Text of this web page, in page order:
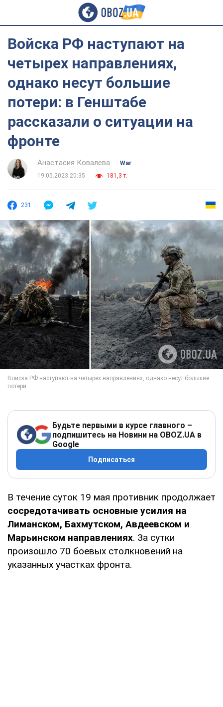
Войска РФ наступают на
четырех направлениях,
однако несут большие
потери: в Генштабе
рассказали о ситуации на
фронте
Анастасия Ковалева
War
19.05.2023 20:35
181,3 т.
231
Будьте первыми в курсе главного –
подпишитесь на Новини на OBOZ.UA в
Google
Подписаться
В течение суток 19 мая противник продолжает
сосредотачивать основные усилия на
Лиманском, Бахмутском, Авдеевском и
Марьинском направлениях. За сутки
произошло 70 боевых столкновений на
указанных участках фронта.